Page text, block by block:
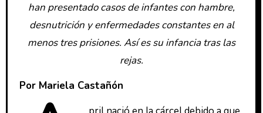
han presentado casos de infantes con hambre,
desnutrición y enfermedades constantes en al
menos tres prisiones. Así es su infancia tras las
rejas.
Por Mariela Castañón